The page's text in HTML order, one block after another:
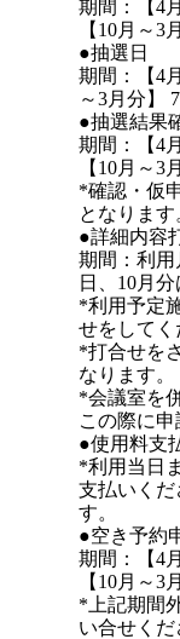
期間：【4
【10月～3
●抽選日
期間：【4
～3月分】
●抽選結果
期間：【4
【10月～3
*確認・仮
となります
●詳細内容
期間：利用
日、10月分
*利用予定
せをしてく
*打合せを
なります。
*会議室を
この際に申
●使用料支
*利用当日
支払いくだ
す。
●空き予約
期間：【4
【10月～3
*上記期間
い合せくだ